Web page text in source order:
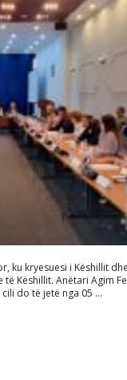
ku kryesuesi i Këshillit
Këshillit. Anëtari Agim
do të jetë nga 05 …